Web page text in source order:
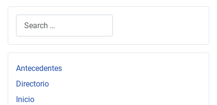
Antecedentes
Directorio
Inicio